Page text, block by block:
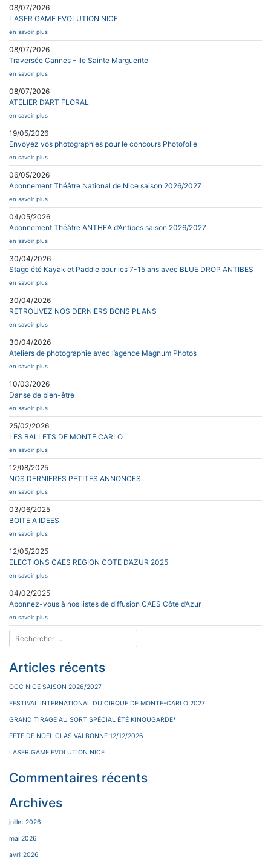
08/07/2026
LASER GAME EVOLUTION NICE
en savoir plus
08/07/2026
Traversée Cannes – Ile Sainte Marguerite
en savoir plus
08/07/2026
ATELIER D’ART FLORAL
en savoir plus
19/05/2026
Envoyez vos photographies pour le concours Photofolie
en savoir plus
06/05/2026
Abonnement Théâtre National de Nice saison 2026/2027
en savoir plus
04/05/2026
Abonnement Théâtre ANTHEA d’Antibes saison 2026/2027
en savoir plus
30/04/2026
Stage été Kayak et Paddle pour les 7-15 ans avec BLUE DROP ANTIBES
en savoir plus
30/04/2026
RETROUVEZ NOS DERNIERS BONS PLANS
en savoir plus
30/04/2026
Ateliers de photographie avec l’agence Magnum Photos
en savoir plus
10/03/2026
Danse de bien-être
en savoir plus
25/02/2026
LES BALLETS DE MONTE CARLO
en savoir plus
12/08/2025
NOS DERNIERES PETITES ANNONCES
en savoir plus
03/06/2025
BOITE A IDEES
en savoir plus
12/05/2025
ELECTIONS CAES REGION COTE D’AZUR 2025
en savoir plus
04/02/2025
Abonnez-vous à nos listes de diffusion CAES Côte d’Azur
en savoir plus
Articles récents
OGC NICE SAISON 2026/2027
FESTIVAL INTERNATIONAL DU CIRQUE DE MONTE-CARLO 2027
GRAND TIRAGE AU SORT SPÉCIAL ÉTÉ KINOUGARDE*
FETE DE NOEL CLAS VALBONNE 12/12/2026
LASER GAME EVOLUTION NICE
Commentaires récents
Archives
juillet 2026
mai 2026
avril 2026